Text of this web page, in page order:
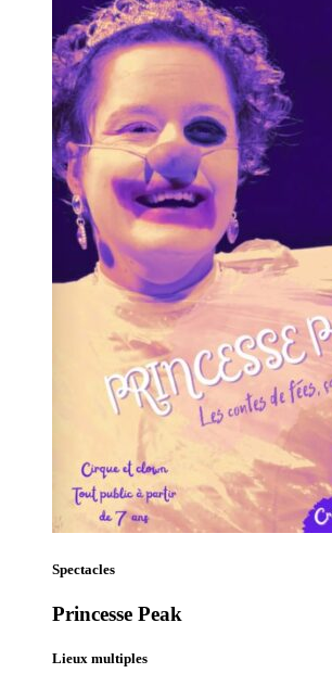
Spectacles
Princesse Peak
Lieux multiples